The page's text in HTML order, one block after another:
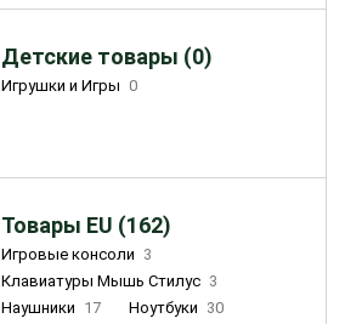
Детские товары (0)
Игрушки и Игры 0
Товары EU (162)
Игровые консоли 3
Клавиатуры Мышь Стилус 3
Наушники 17 Ноутбуки 30